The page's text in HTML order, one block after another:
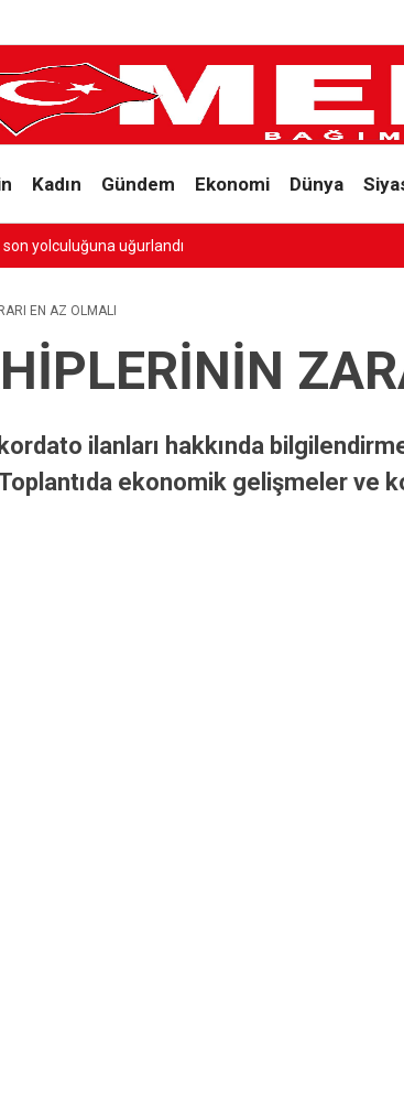
Kadın Gündem Ekonomi Dünya
yolculuğuna uğurlandı
EN AZ OLMALI
ilanları hakkında
ekonomik gelişmeler ve